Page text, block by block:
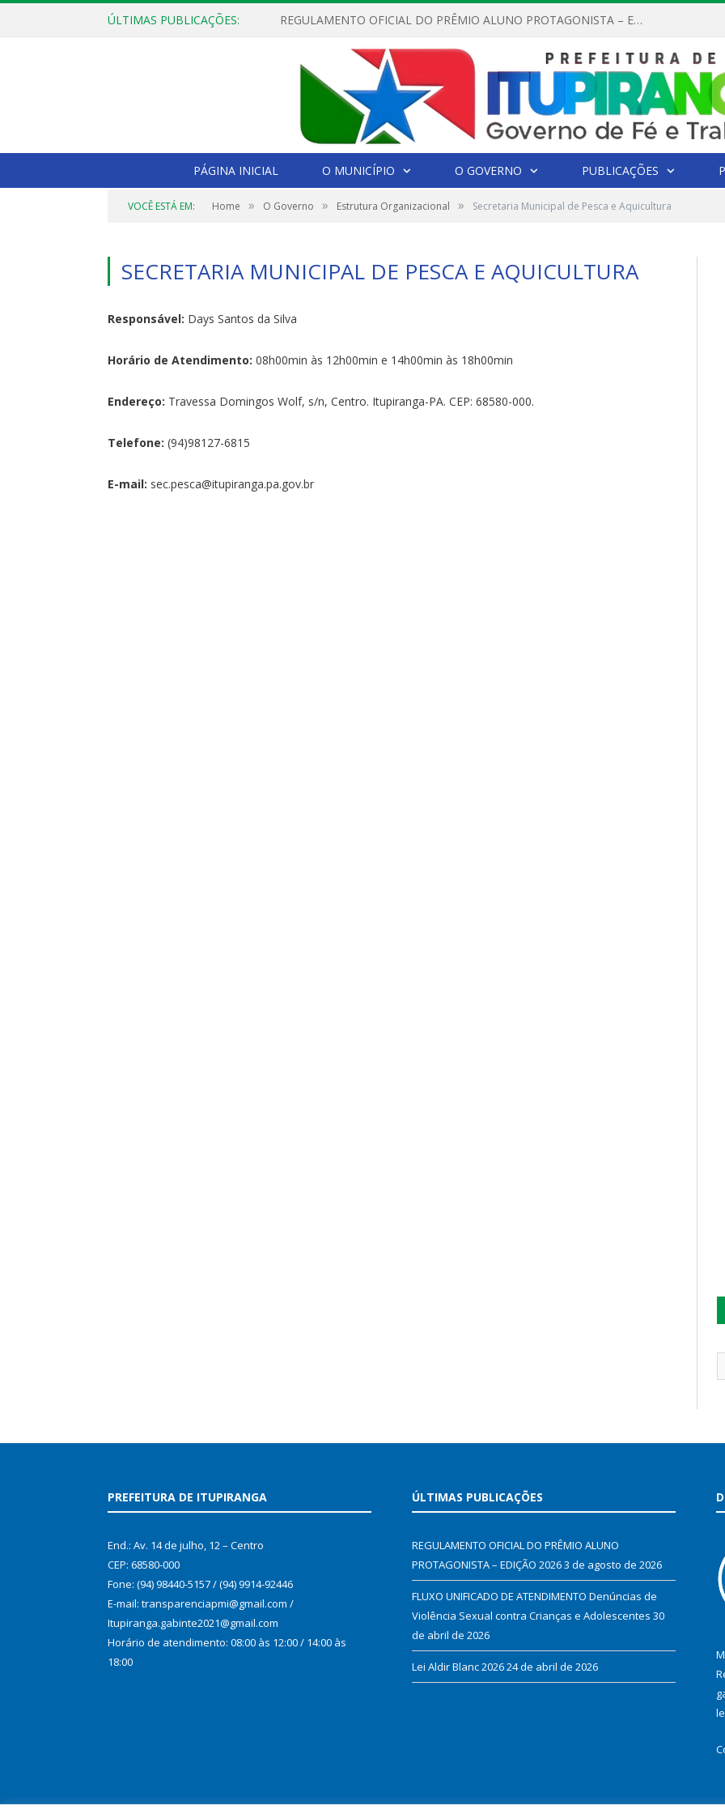
ÚLTIMAS PUBLICAÇÕES: REGULAMENTO OFICIAL DO PRÊMIO ALUNO PROTAGONISTA – EDIÇÃO 2026
PÁGINA INICIAL O MUNICÍPIO O GOVERNO PUBLICAÇÕES
VOCÊ ESTÁ EM: Home » O Governo » Estrutura Organizacional » Secretaria Municipal de Pesca e Aquicultura
SECRETARIA MUNICIPAL DE PESCA E AQUICULTURA
Responsável: Days Santos da Silva
Horário de Atendimento: 08h00min às 12h00min e 14h00min às 18h00min
Endereço: Travessa Domingos Wolf, s/n, Centro. Itupiranga-PA. CEP: 68580-000.
Telefone: (94)98127-6815
E-mail: sec.pesca@itupiranga.pa.gov.br
PREFEITURA DE ITUPIRANGA
End.: Av. 14 de julho, 12 – Centro
CEP: 68580-000
Fone: (94) 98440-5157 / (94) 9914-92446
E-mail: transparenciapmi@gmail.com /
Itupiranga.gabinte2021@gmail.com
Horário de atendimento: 08:00 às 12:00 / 14:00 às
18:00
ÚLTIMAS PUBLICAÇÕES
REGULAMENTO OFICIAL DO PRÊMIO ALUNO
PROTAGONISTA – EDIÇÃO 20263 de agosto de 2026
FLUXO UNIFICADO DE ATENDIMENTO Denúncias de
Violência Sexual contra Crianças e Adolescentes 30
de abril de 2026
Lei Aldir Blanc 202624 de abril de 2026